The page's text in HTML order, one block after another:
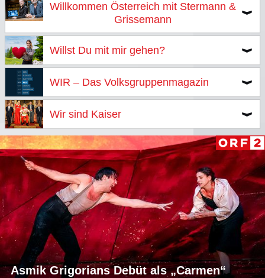
Willkommen Österreich mit Stermann &
Grissemann
Willst Du mit mir gehen?
WIR – Das Volksgruppenmagazin
Wir sind Kaiser
Asmik Grigorians Debüt als „Carmen“